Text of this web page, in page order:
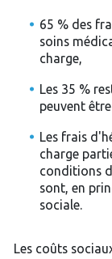
65 % des
soins
charge,
Les 35 %
peuvent
Les frais
charge
conditions
sont, en
sociale.
Les coûts